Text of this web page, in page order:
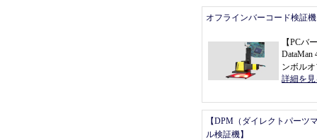
オフラインバーコード検証機
【PCバ
DataMan
ンボル
詳細を
【DPM（ダイレクトパーツ
ル検証機】